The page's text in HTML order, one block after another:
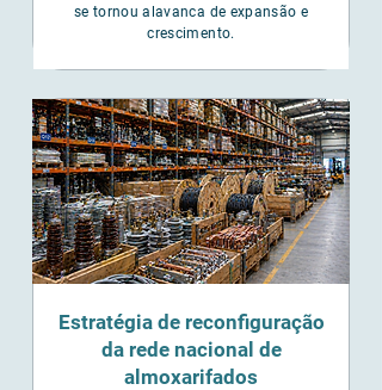
se tornou alavanca de expansão e
crescimento.
Estratégia de reconfiguração
da rede nacional de
almoxarifados